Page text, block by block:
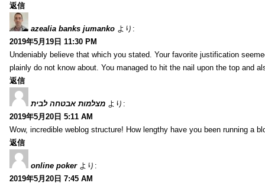
返信
azealia banks jumanko より:
2019年5月19日 11:30 PM
Undeniably believe that which you stated. Your favorite justification
plainly do not know about. You managed to hit the nail upon the top and
返信
מצלמות אבטחה לבית より:
2019年5月20日 5:11 AM
Wow, incredible weblog structure! How lengthy have you been running a
返信
online poker より:
2019年5月20日 7:45 AM